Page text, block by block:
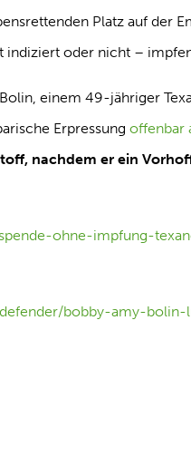
Platz auf der
oder nicht –
einem 49-jähriger
Erpressungoffenbar
nachdem er ein
ohne-impfung-
bobby-amy-